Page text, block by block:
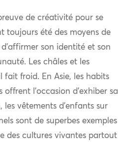
de créativité pour se
toujours été des moyens de
son identité et son
Les châles et les
fait froid. En Asie, les habits
l’occasion d’exhiber sa
vêtements d’enfants sur
sont de superbes exemples
des cultures vivantes partout